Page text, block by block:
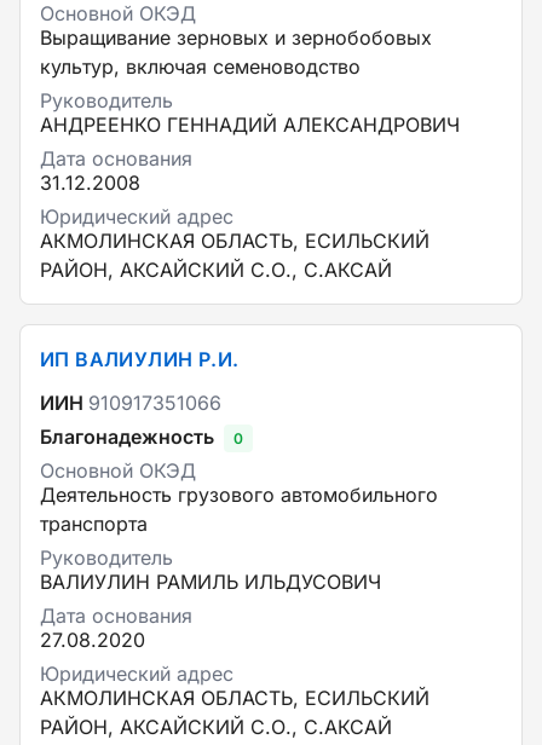
Основной ОКЭД
Выращивание зерновых и зернобобовых
культур, включая семеноводство
Руководитель
АНДРЕЕНКО ГЕННАДИЙ АЛЕКСАНДРОВИЧ
Дата основания
31.12.2008
Юридический адрес
АКМОЛИНСКАЯ ОБЛАСТЬ, ЕСИЛЬСКИЙ
РАЙОН, АКСАЙСКИЙ С.О., С.АКСАЙ
ИП ВАЛИУЛИН Р.И.
ИИН 910917351066
Благонадежность
0
Основной ОКЭД
Деятельность грузового автомобильного
транспорта
Руководитель
ВАЛИУЛИН РАМИЛЬ ИЛЬДУСОВИЧ
Дата основания
27.08.2020
Юридический адрес
АКМОЛИНСКАЯ ОБЛАСТЬ, ЕСИЛЬСКИЙ
РАЙОН, АКСАЙСКИЙ С.О., С.АКСАЙ